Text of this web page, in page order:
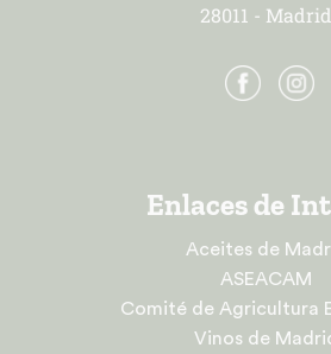
28011 - Madrid
Enlaces de
Aceites de
ASEACAM
Comité de Agricultura
Vinos de